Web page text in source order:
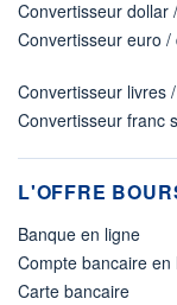
Convertisseur dollar
Convertisseur euro /
Convertisseur livres
Convertisseur franc
L'OFFRE
Banque en ligne
Compte bancaire en
Carte bancaire